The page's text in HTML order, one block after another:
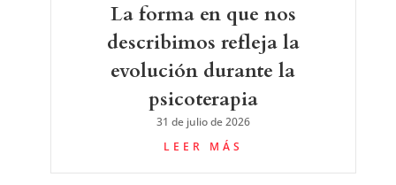
La forma en que nos
describimos refleja la
evolución durante la
psicoterapia
31 de julio de 2026
LEER MÁS